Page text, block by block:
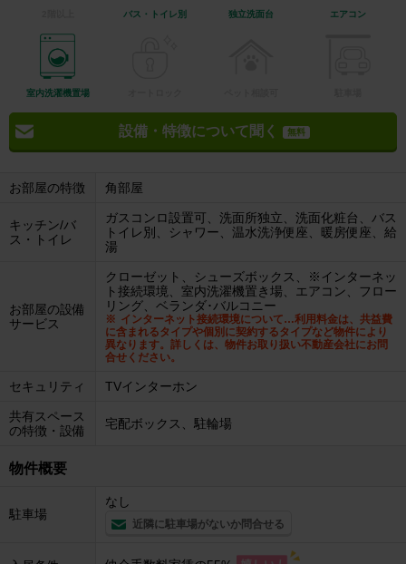
バス・トイレ別 独立洗面台 エアコン
室内洗濯機置場
設備・特徴について聞く 無料
お部屋の特徴 角部屋
キッチン/バ
ス・トイレ
ガスコンロ設置可、洗面所独立、洗面化粧台、バス
トイレ別、シャワー、温水洗浄便座、暖房便座、給
湯
お部屋の設備
サービス
クローゼット、シューズボックス、※インターネッ
ト接続環境、室内洗濯機置き場、エアコン、フロー
リング、ベランダ･バルコニー
インターネット接続環境について…利用料金は、共益費
に含まれるタイプや個別に契約するタイプなど物件により
異なります。詳しくは、物件お取り扱い不動産会社にお問
合せください。
セキュリティ TVインターホン
共有スペース
の特徴・設備
宅配ボックス、駐輪場
物件概要
駐車場
なし
近隣に駐車場がないか問合せる